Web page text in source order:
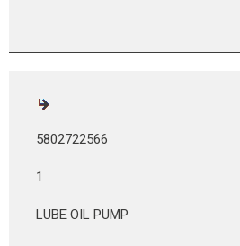
5802722566
1
LUBE OIL PUMP